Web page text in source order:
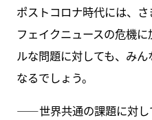
ポストコロナ時代には、
フェイクニュースの危機
ルな問題に対しても、み
なるでしょう。
――世界共通の課題に対し